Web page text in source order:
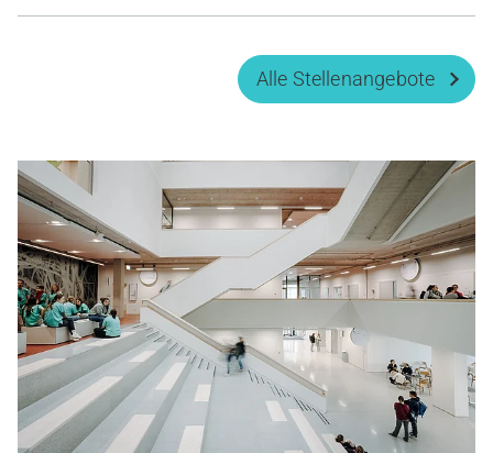
Alle Stellenangebote